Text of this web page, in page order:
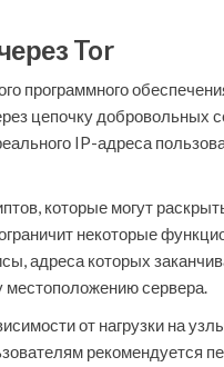
Tor
программного
цепочку добровольных
IP-адреса
которые могут
некоторые
адреса которых
местоположению сервера.
от нагрузки на
рекомендуется